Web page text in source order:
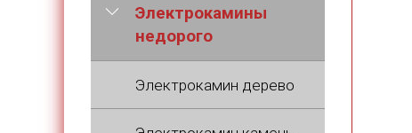
Электрокамины
недорого
Электрокамин дерево